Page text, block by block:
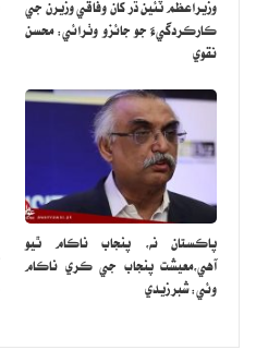
وزيراعظم ٽئين ڌر کان وفاقي وزيرن جي
ڪارڪردگيءَ جو جائزو وٺرائي: محسن
نقوي
پاڪستان نه، پنجاب ناڪام ٿيو
آهي،معيشت پنجاب جي ڪري ناڪام
وئي: شبر زيدي